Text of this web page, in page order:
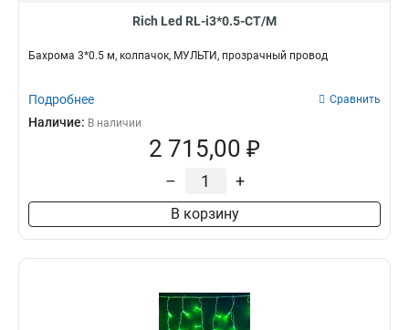
Rich Led RL-i3*0.5-CT/M
Бахрома 3*0.5 м, колпачок, МУЛЬТИ, прозрачный провод
Подробнее Сравнить
Наличие: В наличии
2 715,00 ₽
– +
В корзину